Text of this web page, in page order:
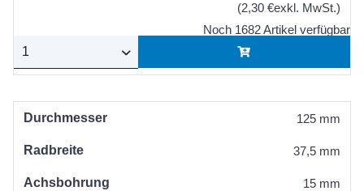
(2,30 €exkl. MwSt.)
Noch 1682 Artikel verfügbar
Durchmesser 125 mm
Radbreite 37,5 mm
Achsbohrung 15 mm